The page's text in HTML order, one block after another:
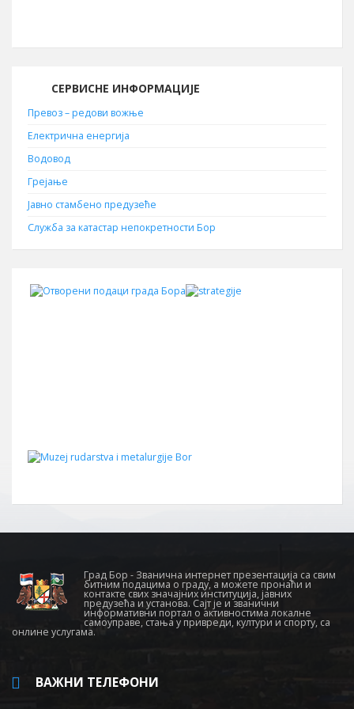
СЕРВИСНЕ ИНФОРМАЦИЈЕ
Превоз – редови вожње
Електрична енергија
Водовод
Грејање
Јавно стамбено предузеће
Служба за катастар непокретности Бор
Град Бор - Званична интернет презентација са свим
битним подацима о граду, а можете пронаћи и
контакте свих значајних институција, јавних
предузећа и установа. Сајт је и званични
информативни портал о активностима локалне
самоуправе, стања у привреди, култури и спорту, са
онлине услугама.
ВАЖНИ ТЕЛЕФОНИ